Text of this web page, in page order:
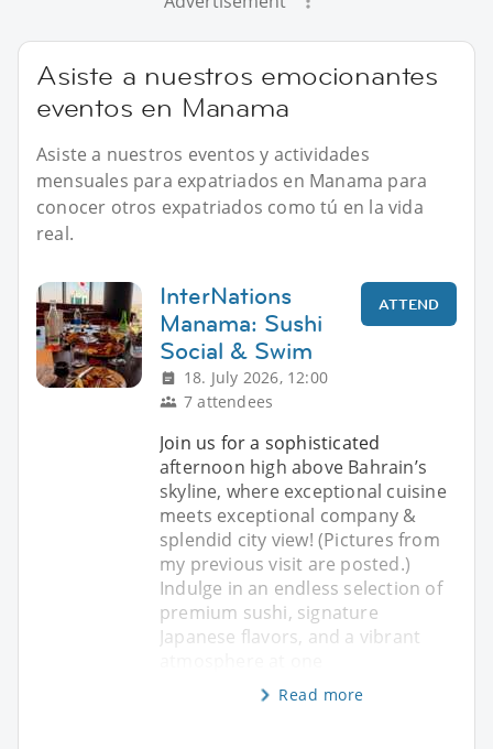
Asiste a nuestros emocionantes
eventos en Manama
Asiste a nuestros eventos y actividades
mensuales para expatriados en Manama para
conocer otros expatriados como tú en la vida
real.
InterNations
Manama: Sushi
Social & Swim
18. July 2026, 12:00
7 attendees
ATTEND
Join us for a sophisticated
afternoon high above Bahrain’s
skyline, where exceptional cuisine
meets exceptional company &
splendid city view! (Pictures from
my previous visit are posted.)
Indulge in an endless selection of
premium sushi, signature
Japanese flavors, and a vibrant
Read more